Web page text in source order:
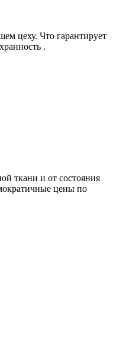
цеху. Что гарантирует
.
ткани и от состояния
цены по